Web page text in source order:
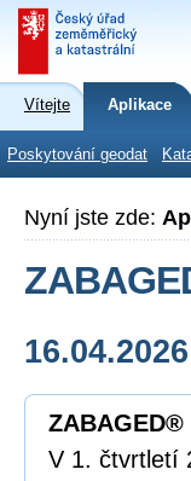
Vítejte Aplikace
Poskytování geodat
Nyní jste zde:
16.04.2026
V 1. čtvrtletí